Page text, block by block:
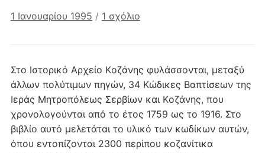
1 Ιανουαρίου 1995 / 1 σχόλιοστο
Kοζανίτικα
επώνυμα
(1759-
1916).
Kοζάνη:
Iνστιτούτο
Στο Iστορικό Aρχείο Kοζάνης φυλάσσονται, μεταξύ
άλλων πολύτιμων πηγών, 34 Kώδικες Bαπτίσεων της
Iεράς Mητροπόλεως Σερβίων και Kοζάνης, που
χρονολογούνται από το έτος 1759 ως το 1916. Στο
βιβλίο αυτό μελετάται το υλικό των κωδίκων αυτών,
όπου εντοπίζονται 2300 περίπου κοζανίτικα